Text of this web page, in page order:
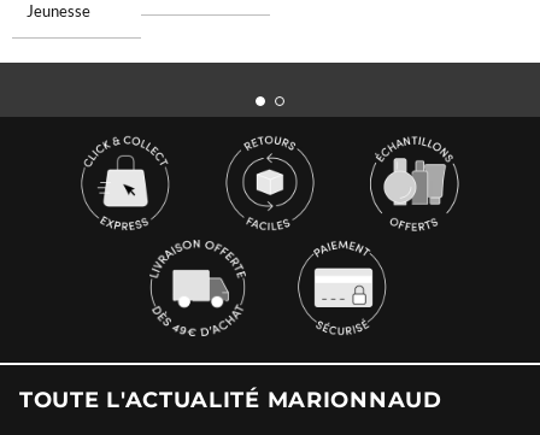
Jeunesse
TOUTE L'ACTUALITÉ MARIONNAUD